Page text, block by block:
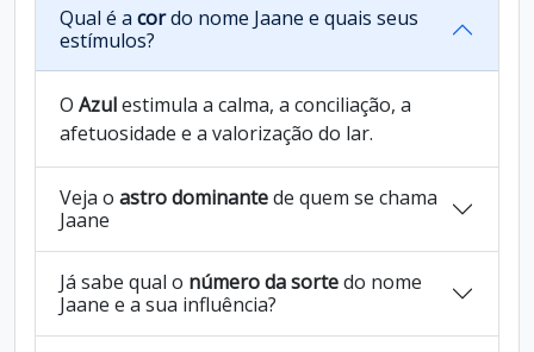
Qual é a cordo nome Jaane e quais seus
estímulos?
O Azulestimula a calma, a conciliação, a
afetuosidade e a valorização do lar.
Veja o astro dominantede quem se chama
Jaane
Já sabe qual o número da sortedo nome
Jaane e a sua influência?